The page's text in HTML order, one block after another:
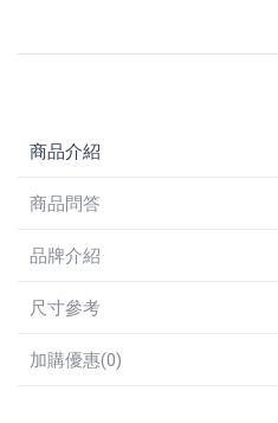
商品介紹
商品問答
品牌介紹
尺寸參考
加購優惠(0)